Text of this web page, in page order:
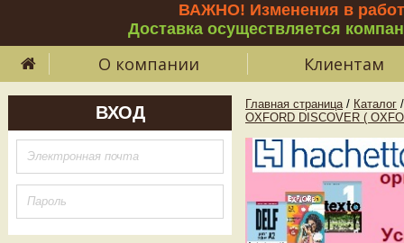
ВАЖНО! Изменения в
Доставка осуществляется
О компании Клиентам
ВХОД Главная страница / Каталог /
OXFORD DISCOVER (